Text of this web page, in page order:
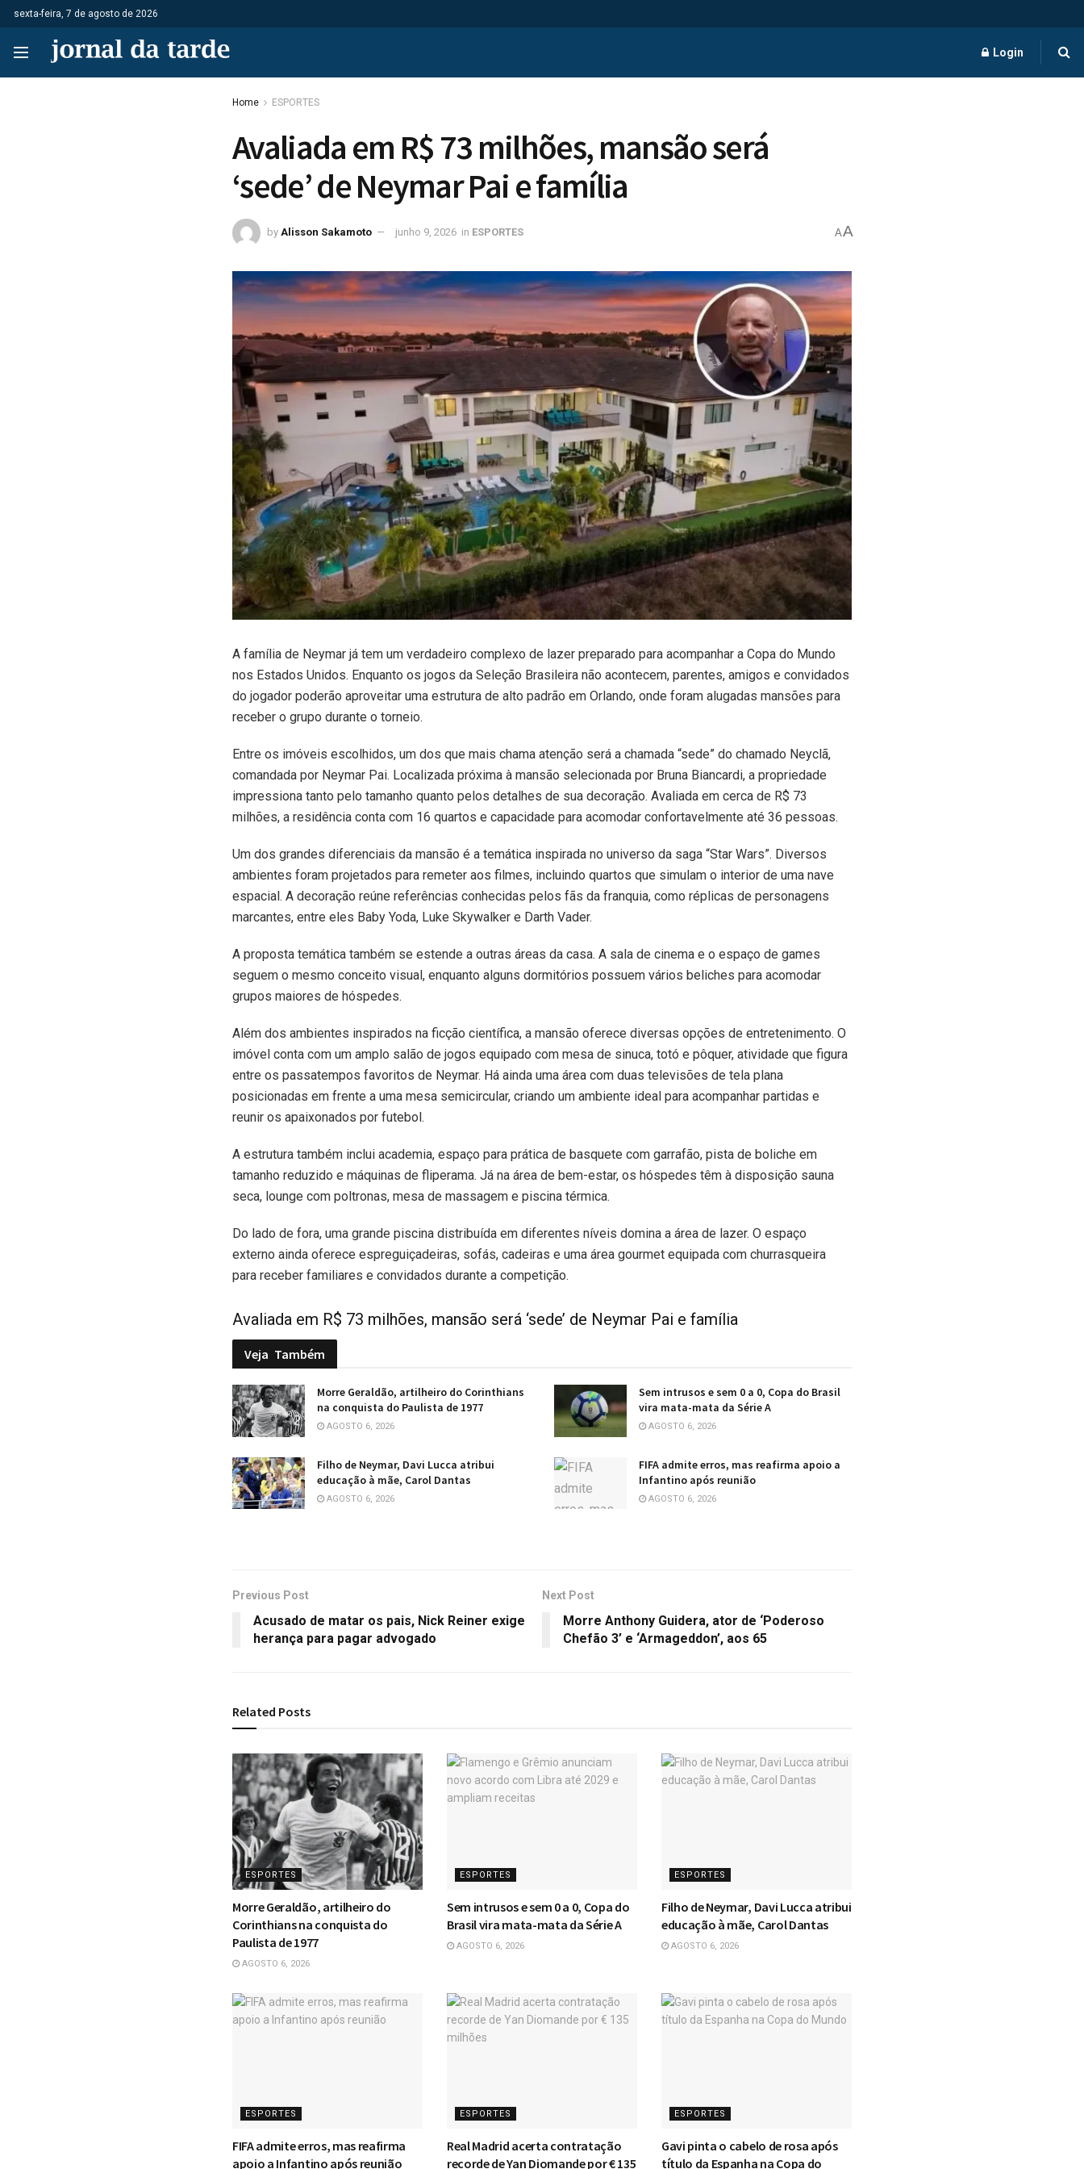
sexta-feira, 7 de agosto de 2026
Login
Home ESPORTES
Avaliada em R$ 73 milhões, mansão será
‘sede’ de Neymar Pai e família
by Alisson Sakamoto junho 9, 2026 in ESPORTES AA
A família de Neymar já tem um verdadeiro complexo de lazer preparado para acompanhar a Copa do Mundo
nos Estados Unidos. Enquanto os jogos da Seleção Brasileira não acontecem, parentes, amigos e convidados
do jogador poderão aproveitar uma estrutura de alto padrão em Orlando, onde foram alugadas mansões para
receber o grupo durante o torneio.
Entre os imóveis escolhidos, um dos que mais chama atenção será a chamada “sede” do chamado Neyclã,
comandada por Neymar Pai. Localizada próxima à mansão selecionada por Bruna Biancardi, a propriedade
impressiona tanto pelo tamanho quanto pelos detalhes de sua decoração. Avaliada em cerca de R$ 73
milhões, a residência conta com 16 quartos e capacidade para acomodar confortavelmente até 36 pessoas.
Um dos grandes diferenciais da mansão é a temática inspirada no universo da saga “Star Wars”. Diversos
ambientes foram projetados para remeter aos filmes, incluindo quartos que simulam o interior de uma nave
espacial. A decoração reúne referências conhecidas pelos fãs da franquia, como réplicas de personagens
marcantes, entre eles Baby Yoda, Luke Skywalker e Darth Vader.
A proposta temática também se estende a outras áreas da casa. A sala de cinema e o espaço de games
seguem o mesmo conceito visual, enquanto alguns dormitórios possuem vários beliches para acomodar
grupos maiores de hóspedes.
Além dos ambientes inspirados na ficção científica, a mansão oferece diversas opções de entretenimento. O
imóvel conta com um amplo salão de jogos equipado com mesa de sinuca, totó e pôquer, atividade que figura
entre os passatempos favoritos de Neymar. Há ainda uma área com duas televisões de tela plana
posicionadas em frente a uma mesa semicircular, criando um ambiente ideal para acompanhar partidas e
reunir os apaixonados por futebol.
A estrutura também inclui academia, espaço para prática de basquete com garrafão, pista de boliche em
tamanho reduzido e máquinas de fliperama. Já na área de bem-estar, os hóspedes têm à disposição sauna
seca, lounge com poltronas, mesa de massagem e piscina térmica.
Do lado de fora, uma grande piscina distribuída em diferentes níveis domina a área de lazer. O espaço
externo ainda oferece espreguiçadeiras, sofás, cadeiras e uma área gourmet equipada com churrasqueira
para receber familiares e convidados durante a competição.
Avaliada em R$ 73 milhões, mansão será ‘sede’ de Neymar Pai e família
Veja Também
Morre Geraldão, artilheiro do Corinthians
na conquista do Paulista de 1977
AGOSTO 6, 2026
Sem intrusos e sem 0 a 0, Copa do Brasil
vira mata-mata da Série A
AGOSTO 6, 2026
Filho de Neymar, Davi Lucca atribui
educação à mãe, Carol Dantas
AGOSTO 6, 2026
FIFA admite erros, mas reafirma apoio a
Infantino após reunião
AGOSTO 6, 2026
Previous Post
Acusado de matar os pais, Nick Reiner exige
herança para pagar advogado
Next Post
Morre Anthony Guidera, ator de ‘Poderoso
Chefão 3’ e ‘Armageddon’, aos 65
Related Posts
ESPORTES
Morre Geraldão, artilheiro do
Corinthians na conquista do
Paulista de 1977
AGOSTO 6, 2026
ESPORTES
Sem intrusos e sem 0 a 0, Copa do
Brasil vira mata-mata da Série A
AGOSTO 6, 2026
ESPORTES
Filho de Neymar, Davi Lucca atribui
educação à mãe, Carol Dantas
AGOSTO 6, 2026
ESPORTES
FIFA admite erros, mas reafirma
apoio a Infantino após reunião
ESPORTES
Real Madrid acerta contratação
recorde de Yan Diomande por € 135
ESPORTES
Gavi pinta o cabelo de rosa após
título da Espanha na Copa do